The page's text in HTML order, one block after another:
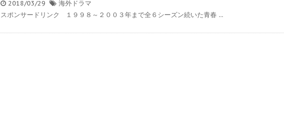
2018/03/29
海外ドラマ
スポンサードリンク １９９８～２００３年まで全６シーズン続いた青春 ...